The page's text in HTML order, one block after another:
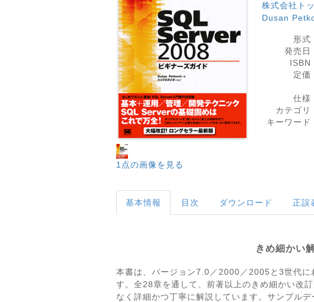
1点の画像を見る
株式会社ト
Dusan
形式
発売日
ISBN
定価
仕様
カテゴリ
キーワード
基本情報 目次 ダウンロード 正誤
きめ細かい
本書は、バージョン7.0／2000／2005と3世代
す。全28章を通して、前著以上のきめ細かい改
なく詳細かつ丁寧に解説しています。サンプル